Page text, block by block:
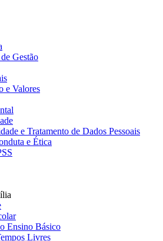
Gestão
e Valores
e Tratamento de Dados Pessoais
e Ética
Ensino Básico
Livres